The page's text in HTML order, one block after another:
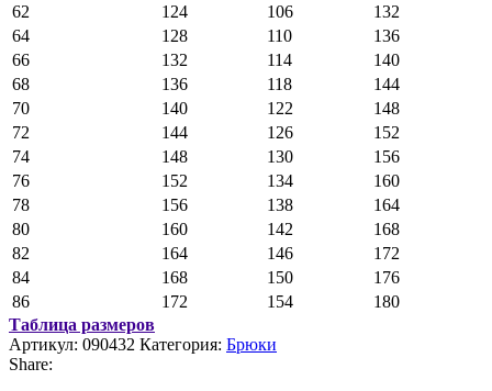
62
124 106
132
64
128 110
136
66
132 114
140
68
136 118
144
70
140 122
148
72
144 126
152
74
148 130
156
76
152 134
160
78
156 138
164
80
160 142
168
82
164 146
172
84
168 150
176
86
172 154
180
Таблица размеров
Артикул: 090432 Категория: Брюки
Share: